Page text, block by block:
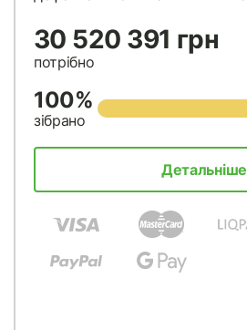
30 520 391 грн
потрібно
100%
зібрано
Детальніше